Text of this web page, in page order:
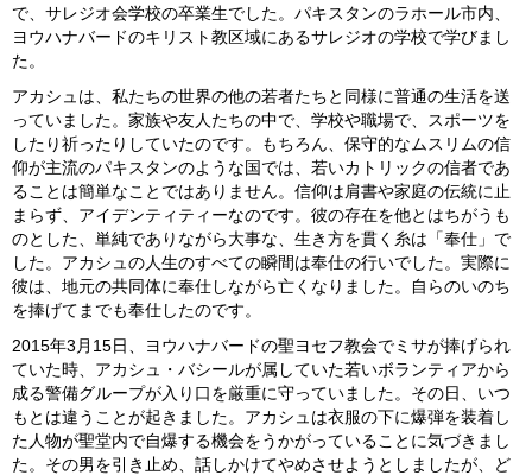
で、サレジオ会学校の卒業生でした。パキスタンのラホール市内、
ヨウハナバードのキリスト教区域にあるサレジオの学校で学びまし
た。
アカシュは、私たちの世界の他の若者たちと同様に普通の生活を送
っていました。家族や友人たちの中で、学校や職場で、スポーツを
したり祈ったりしていたのです。もちろん、保守的なムスリムの信
仰が主流のパキスタンのような国では、若いカトリックの信者であ
ることは簡単なことではありません。信仰は肩書や家庭の伝統に止
まらず、アイデンティティーなのです。彼の存在を他とはちがうも
のとした、単純でありながら大事な、生き方を貫く糸は「奉仕」で
した。アカシュの人生のすべての瞬間は奉仕の行いでした。実際に
彼は、地元の共同体に奉仕しながら亡くなりました。自らのいのち
を捧げてまでも奉仕したのです。
2015年3月15日、ヨウハナバードの聖ヨセフ教会でミサが捧げられ
ていた時、アカシュ・バシールが属していた若いボランティアから
成る警備グループが入り口を厳重に守っていました。その日、いつ
もとは違うことが起きました。アカシュは衣服の下に爆弾を装着し
た人物が聖堂内で自爆する機会をうかがっていることに気づきまし
た。その男を引き止め、話しかけてやめさせようとしましたが、ど